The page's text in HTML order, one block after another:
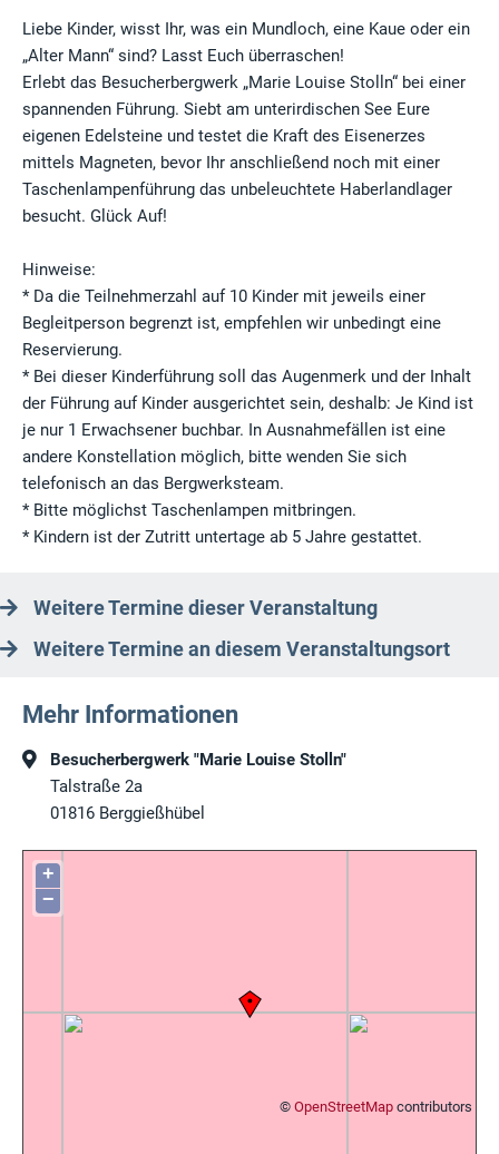
Liebe Kinder, wisst Ihr, was ein Mundloch, eine Kaue oder ein
„Alter Mann“ sind? Lasst Euch überraschen!
Erlebt das Besucherbergwerk „Marie Louise Stolln“ bei einer
spannenden Führung. Siebt am unterirdischen See Eure
eigenen Edelsteine und testet die Kraft des Eisenerzes
mittels Magneten, bevor Ihr anschließend noch mit einer
Taschenlampenführung das unbeleuchtete Haberlandlager
besucht. Glück Auf!
Hinweise:
* Da die Teilnehmerzahl auf 10 Kinder mit jeweils einer
Begleitperson begrenzt ist, empfehlen wir unbedingt eine
Reservierung.
* Bei dieser Kinderführung soll das Augenmerk und der Inhalt
der Führung auf Kinder ausgerichtet sein, deshalb: Je Kind ist
je nur 1 Erwachsener buchbar. In Ausnahmefällen ist eine
andere Konstellation möglich, bitte wenden Sie sich
telefonisch an das Bergwerksteam.
* Bitte möglichst Taschenlampen mitbringen.
* Kindern ist der Zutritt untertage ab 5 Jahre gestattet.
Weitere Termine dieser Veranstaltung
Weitere Termine an diesem Veranstaltungsort
Mehr Informationen
Besucherbergwerk "Marie Louise Stolln"
Talstraße 2a
01816 Berggießhübel
+
−
© OpenStreetMap contributors